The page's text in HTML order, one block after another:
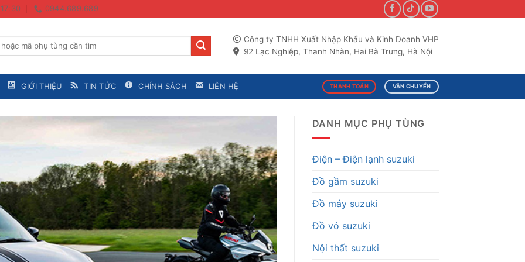
0944.689.689
Công ty TNHH Xuất Nhập Khẩu và Kinh Doanh VHP
92 Lạc Nghiệp, Thanh Nhàn, Hai Bà Trưng, Hà Nội
GIỚI THIỆU TIN TỨC CHÍNH SÁCH LIÊN HỆ THANH TOÁN VẬN CHUYỂN
DANH MỤC PHỤ TÙNG
Điện – Điện lạnh suzuki
Đồ gầm suzuki
Đồ máy suzuki
Đồ vỏ suzuki
Nội thất suzuki